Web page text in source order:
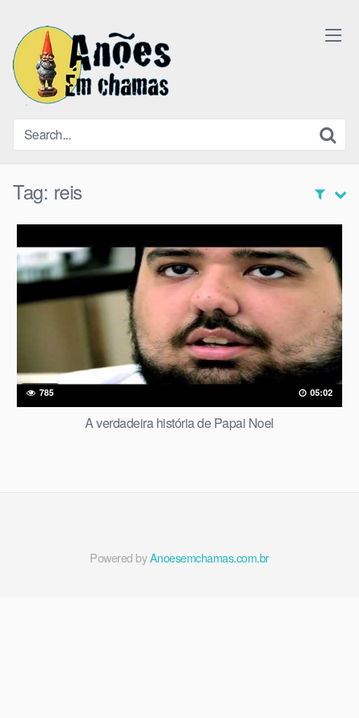
content
Tag: reis
785 05:02
A verdadeira história de Papai Noel
Powered byAnoesemchamas.com.br